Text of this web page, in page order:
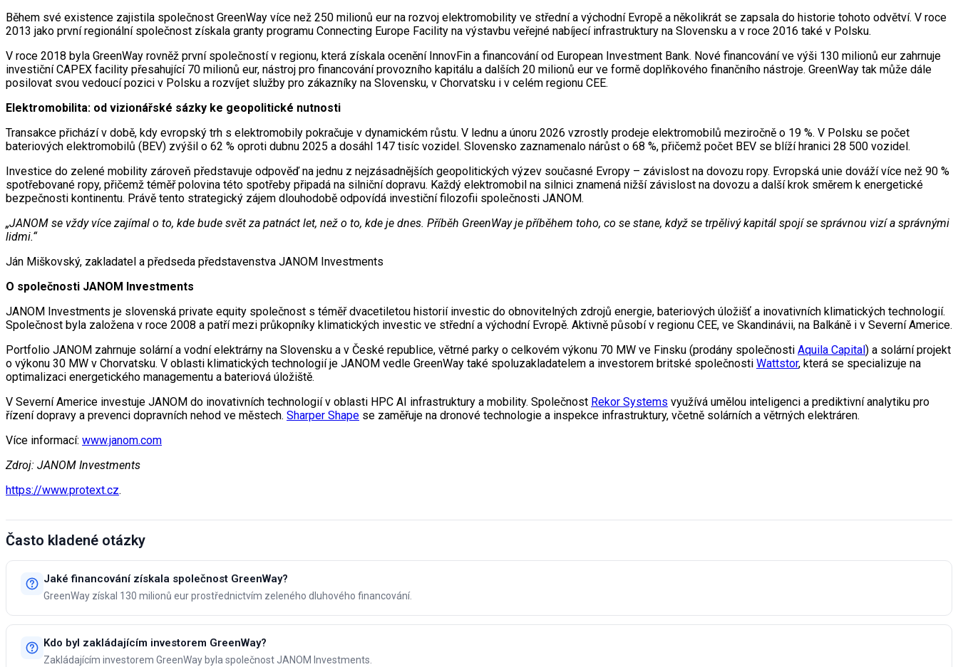
Během své existence zajistila společnost GreenWay více než 250 milionů eur na rozvoj elektromobility ve střední a východní Evropě a několikrát se zapsala do historie tohoto odvětví. V roce
2013 jako první regionální společnost získala granty programu Connecting Europe Facility na výstavbu veřejné nabíjecí infrastruktury na Slovensku a v roce 2016 také v Polsku.
V roce 2018 byla GreenWay rovněž první společností v regionu, která získala ocenění InnovFin a financování od European Investment Bank. Nové financování ve výši 130 milionů eur zahrnuje
investiční CAPEX facility přesahující 70 milionů eur, nástroj pro financování provozního kapitálu a dalších 20 milionů eur ve formě doplňkového finančního nástroje. GreenWay tak může dále
posilovat svou vedoucí pozici v Polsku a rozvíjet služby pro zákazníky na Slovensku, v Chorvatsku i v celém regionu CEE.
Elektromobilita: od vizionářské sázky ke geopolitické nutnosti
Transakce přichází v době, kdy evropský trh s elektromobily pokračuje v dynamickém růstu. V lednu a únoru 2026 vzrostly prodeje elektromobilů meziročně o 19 %. V Polsku se počet
bateriových elektromobilů (BEV) zvýšil o 62 % oproti dubnu 2025 a dosáhl 147 tisíc vozidel. Slovensko zaznamenalo nárůst o 68 %, přičemž počet BEV se blíží hranici 28 500 vozidel.
Investice do zelené mobility zároveň představuje odpověď na jednu z nejzásadnějších geopolitických výzev současné Evropy – závislost na dovozu ropy. Evropská unie dováží více než 90 %
spotřebované ropy, přičemž téměř polovina této spotřeby připadá na silniční dopravu. Každý elektromobil na silnici znamená nižší závislost na dovozu a další krok směrem k energetické
bezpečnosti kontinentu. Právě tento strategický zájem dlouhodobě odpovídá investiční filozofii společnosti JANOM.
„JANOM se vždy více zajímal o to, kde bude svět za patnáct let, než o to, kde je dnes. Příběh GreenWay je příběhem toho, co se stane, když se trpělivý kapitál spojí se správnou vizí a správnými
lidmi.“
Ján Miškovský, zakladatel a předseda představenstva JANOM Investments
O společnosti JANOM Investments
JANOM Investments je slovenská private equity společnost s téměř dvacetiletou historií investic do obnovitelných zdrojů energie, bateriových úložišť a inovativních klimatických technologií.
Společnost byla založena v roce 2008 a patří mezi průkopníky klimatických investic ve střední a východní Evropě. Aktivně působí v regionu CEE, ve Skandinávii, na Balkáně i v Severní Americe.
Portfolio JANOM zahrnuje solární a vodní elektrárny na Slovensku a v České republice, větrné parky o celkovém výkonu 70 MW ve Finsku (prodány společnosti Aquila Capital) a solární projekt
o výkonu 30 MW v Chorvatsku. V oblasti klimatických technologií je JANOM vedle GreenWay také spoluzakladatelem a investorem britské společnosti Wattstor, která se specializuje na
optimalizaci energetického managementu a bateriová úložiště.
V Severní Americe investuje JANOM do inovativních technologií v oblasti HPC AI infrastruktury a mobility. Společnost Rekor Systems využívá umělou inteligenci a prediktivní analytiku pro
řízení dopravy a prevenci dopravních nehod ve městech. Sharper Shape se zaměřuje na dronové technologie a inspekce infrastruktury, včetně solárních a větrných elektráren.
Více informací: www.janom.com
Zdroj: JANOM Investments
https://www.protext.cz.
Často kladené otázky
Jaké financování získala společnost GreenWay?
GreenWay získal 130 milionů eur prostřednictvím zeleného dluhového financování.
Kdo byl zakládajícím investorem GreenWay?
Zakládajícím investorem GreenWay byla společnost JANOM Investments.